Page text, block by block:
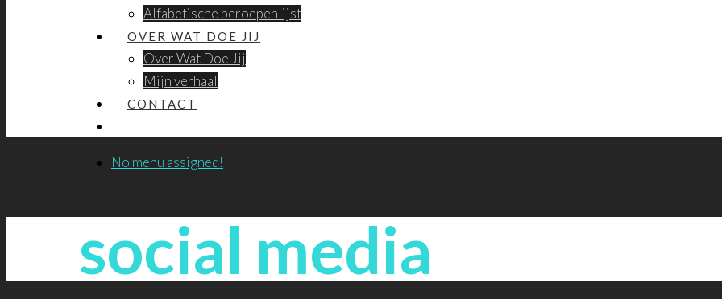
Alfabetische beroepenlijst
OVER WAT DOE JIJ
Over Wat Doe Jij
Mijn verhaal
CONTACT
No menu assigned!
social media